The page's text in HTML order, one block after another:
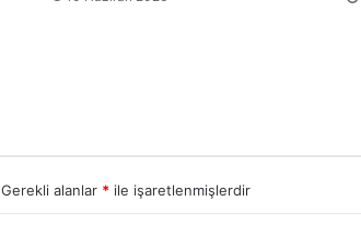
Gerekli alanlar * ile işaretlenmişlerdir